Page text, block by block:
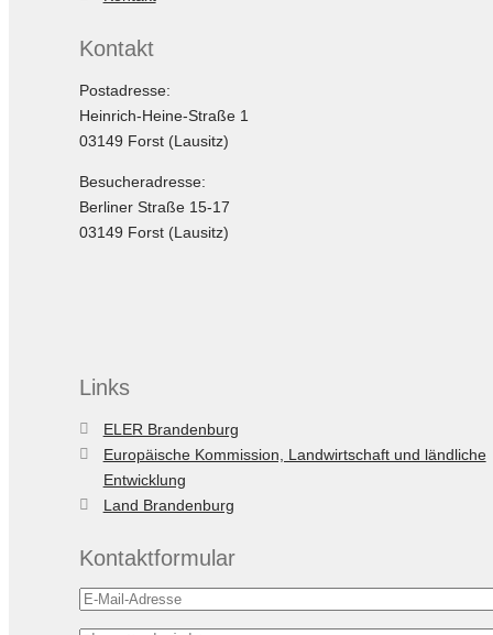
Kontakt
Postadresse:
Heinrich-Heine-Straße 1
03149 Forst (Lausitz)
Besucheradresse:
Berliner Straße 15-17
03149 Forst (Lausitz)
Links
ELER Brandenburg
Europäische Kommission, Landwirtschaft und ländliche
Entwicklung
Land Brandenburg
Kontaktformular